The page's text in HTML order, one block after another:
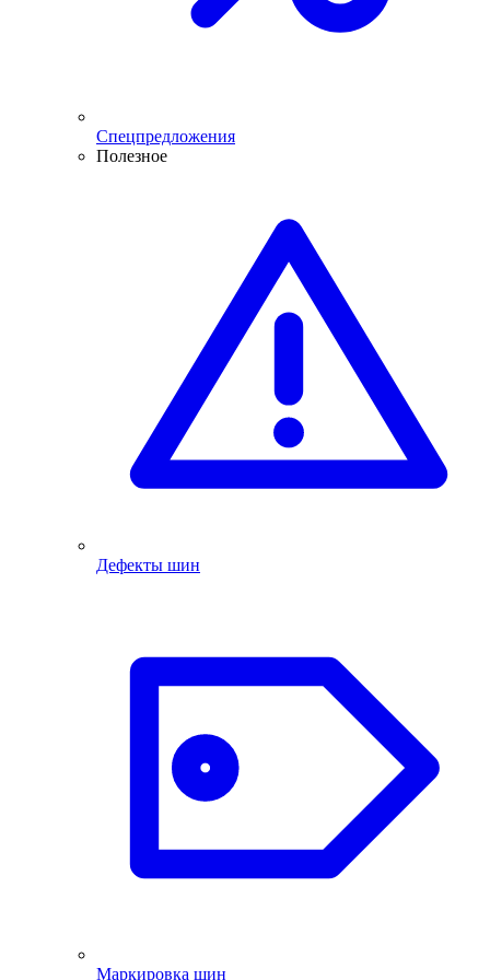
Спецпредложения
Полезное
Дефекты шин
Маркировка шин